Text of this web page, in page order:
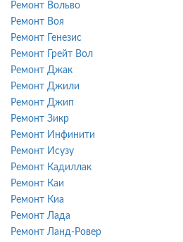
Ремонт Вольво
Ремонт Воя
Ремонт Генезис
Ремонт Грейт Вол
Ремонт Джак
Ремонт Джили
Ремонт Джип
Ремонт Зикр
Ремонт Инфинити
Ремонт Исузу
Ремонт Кадиллак
Ремонт Каи
Ремонт Киа
Ремонт Лада
Ремонт Ланд-Ровер